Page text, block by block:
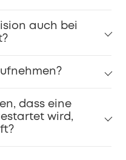
auch bei
dass eine
wird,